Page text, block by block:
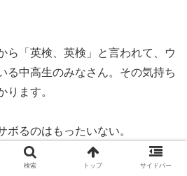
ら「英検、英検」と言われて、ウ
る中高生のみなさん。その気持ち
ります。
ボるのはもったいない。
の理不尽に振り回されず、自分が
検索 トップ サイドバー